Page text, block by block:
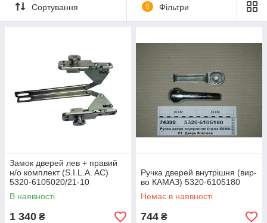
Сортування 0 Фільтри
Замок дверей лев + правий
н/о комплект (S.I.L.A. AC)
5320-6105020/21-10
В наявності
1 340 ₴
Ручка дверей внутрішня (вир-
во КАМАЗ) 5320-6105180
Немає в наявності
744 ₴